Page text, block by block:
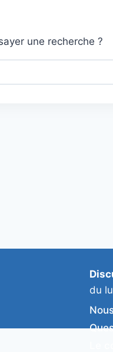
une recherche ?
du